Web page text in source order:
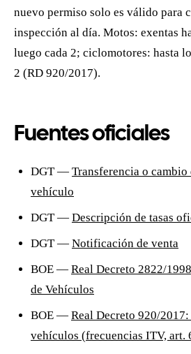
nuevo permiso solo es válido para
inspección al día. Motos: exentas
luego cada 2; ciclomotores: hasta
2 (RD 920/2017).
Fuentes oficiales
DGT — Transferencia o
vehículo
DGT — Descripción de tasas
DGT — Notificación de venta
BOE — Real Decreto 2822/
de Vehículos
BOE — Real Decreto 920/
vehículos (frecuencias ITV, art.